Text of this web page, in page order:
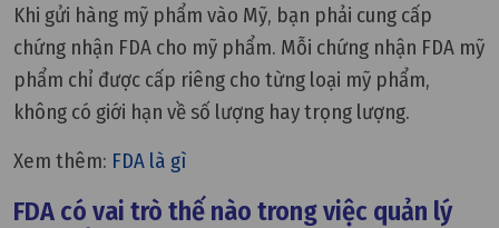
Khi gửi hàng mỹ phẩm vào Mỹ, bạn phải cung cấp
chứng nhận FDA cho mỹ phẩm. Mỗi chứng nhận FDA mỹ
phẩm chỉ được cấp riêng cho từng loại mỹ phẩm,
không có giới hạn về số lượng hay trọng lượng.
Xem thêm: FDA là gì
FDA có vai trò thế nào trong việc quản lý